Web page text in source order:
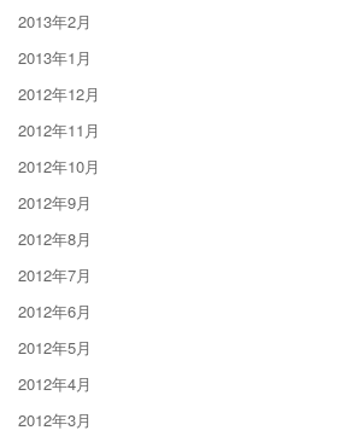
2013年2月
2013年1月
2012年12月
2012年11月
2012年10月
2012年9月
2012年8月
2012年7月
2012年6月
2012年5月
2012年4月
2012年3月